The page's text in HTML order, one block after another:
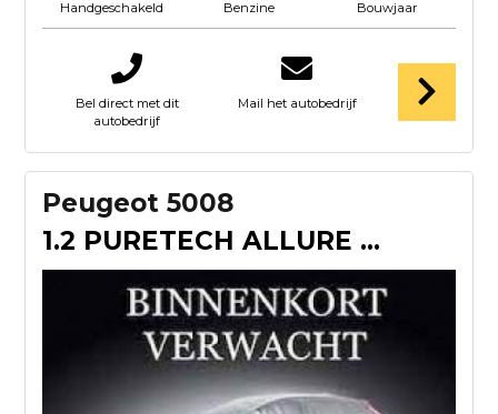
Handgeschakeld Benzine Bouwjaar
Bel direct met dit
autobedrijf
Mail het autobedrijf
Peugeot 5008
1.2 PURETECH ALLURE 7PERSOONS AUT. CAMERA CARPLAY NAVI STOEL